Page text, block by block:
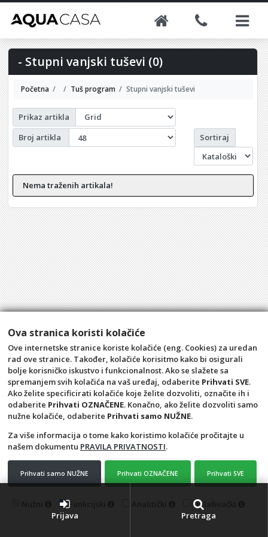
- Stupni vanjski tuševi (0)
Početna Tuš program Stupni vanjski tuševi
Prikaz artikla
Broj artikla
Sortiraj
Nema traženih artikala!
Opći uvjeti
Pravila privatnosti
Raskid ugovora – povrat
Prigovor potrošača –
reklamacije
Ova stranica koristi kolačiće
Ove internetske stranice koriste kolačiće (eng. Cookies) za uredan
rad ove stranice. Također, kolačiće korisitmo kako bi osigurali
bolje korisničko iskustvo i funkcionalnost. Ako se slažete sa
spremanjem svih kolačića na vaš uređaj, odaberite Prihvati SVE.
Ako želite specificirati kolačiće koje želite dozvoliti, označite ih i
odaberite Prihvati OZNAČENE. Konačno, ako želite dozvoliti samo
nužne kolačiće, odaberite Prihvati samo NUŽNE.
Za više informacija o tome kako koristimo kolačiće pročitajte u
našem dokumentu PRAVILA PRIVATNOSTI.
Prihvati samo NUŽNE Prihvati OZNAČENE Prihvati SVE
Funkcijski
Oglašivački
Prijava
Pretraga